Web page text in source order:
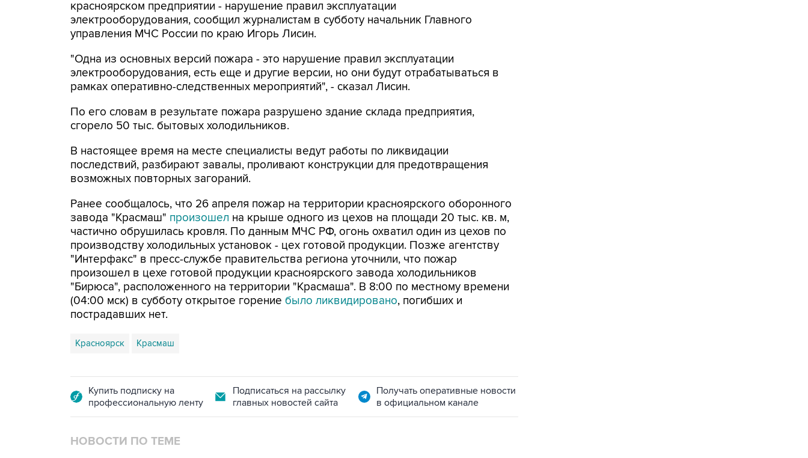
красноярском предприятии - нарушение правил эксплуатации
электрооборудования, сообщил журналистам в субботу начальник Главного
управления МЧС России по краю Игорь Лисин.
"Одна из основных версий пожара - это нарушение правил эксплуатации
электрооборудования, есть еще и другие версии, но они будут отрабатываться в
рамках оперативно-следственных мероприятий", - сказал Лисин.
По его словам в результате пожара разрушено здание склада предприятия,
сгорело 50 тыс. бытовых холодильников.
В настоящее время на месте специалисты ведут работы по ликвидации
последствий, разбирают завалы, проливают конструкции для предотвращения
возможных повторных загораний.
Ранее сообщалось, что 26 апреля пожар на территории красноярского оборонного
завода "Красмаш" произошел на крыше одного из цехов на площади 20 тыс. кв. м,
частично обрушилась кровля. По данным МЧС РФ, огонь охватил один из цехов по
производству холодильных установок - цех готовой продукции. Позже агентству
"Интерфакс" в пресс-службе правительства региона уточнили, что пожар
произошел в цехе готовой продукции красноярского завода холодильников
"Бирюса", расположенного на территории "Красмаша". В 8:00 по местному времени
(04:00 мск) в субботу открытое горение было ликвидировано, погибших и
пострадавших нет.
Красноярск Красмаш
Купить подписку на
профессиональную ленту
Подписаться на рассылку
главных новостей сайта
Получать оперативные новости
в официальном канале
НОВОСТИ ПО ТЕМЕ